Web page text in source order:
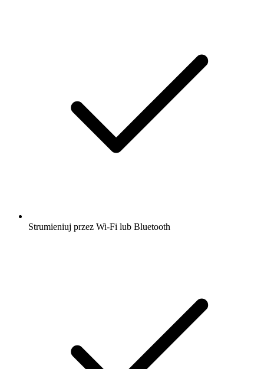
Strumieniuj przez Wi-Fi lub Bluetooth